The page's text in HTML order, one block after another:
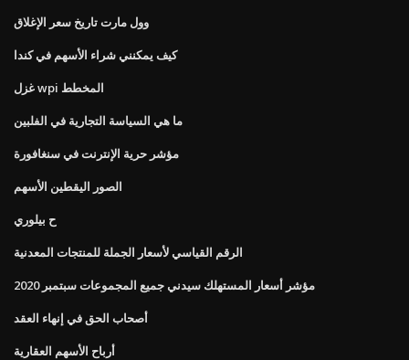
وول مارت تاريخ سعر الإغلاق
كيف يمكنني شراء الأسهم في كندا
غزل wpi المخطط
ما هي السياسة التجارية في الفلبين
مؤشر حرية الإنترنت في سنغافورة
الصور اليقطين الأسهم
ح بيلوري
الرقم القياسي لأسعار الجملة للمنتجات المعدنية
مؤشر أسعار المستهلك سيدني جميع المجموعات سبتمبر 2020
أصحاب الحق في إنهاء العقد
أرباح الأسهم العقارية